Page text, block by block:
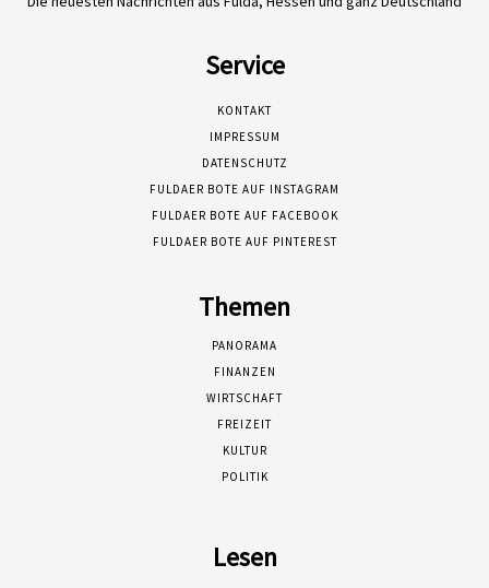
Service
KONTAKT
IMPRESSUM
DATENSCHUTZ
FULDAER BOTE AUF INSTAGRAM
FULDAER BOTE AUF FACEBOOK
FULDAER BOTE AUF PINTEREST
Themen
PANORAMA
FINANZEN
WIRTSCHAFT
FREIZEIT
KULTUR
POLITIK
Lesen